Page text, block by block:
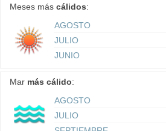
Meses más cálidos:
AGOSTO
JULIO
JUNIO
Mar más cálido:
AGOSTO
JULIO